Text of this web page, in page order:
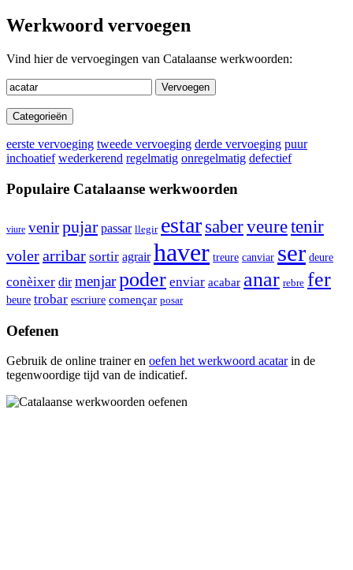
Werkwoord vervoegen
Vind hier de vervoegingen van Catalaanse werkwoorden:
Vervoegen
Categorieën
eerste vervoeging tweede vervoeging derde vervoeging puur
inchoatief wederkerend regelmatig onregelmatig defectief
Populaire Catalaanse werkwoorden
viure venirpujar passar llegir estarsaberveuretenir
volerarribar sortir agrair haver treure canviar ser deure
conèixer dir menjarpoder enviar acabar anar rebre fer
beure trobar escriure començar posar
Oefenen
Gebruik de online trainer en oefen het werkwoord acatarin de
tegenwoordige tijd van de indicatief.